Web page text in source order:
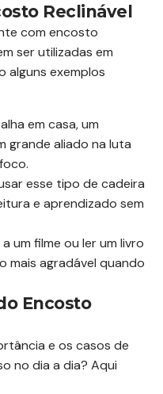
Reclinável
com encosto
ser utilizadas em
alguns exemplos
em casa, um
grande aliado na luta
esse tipo de cadeira
e aprendizado sem
um filme ou ler um livro
mais agradável quando
Encosto
e os casos de
no dia a dia? Aqui